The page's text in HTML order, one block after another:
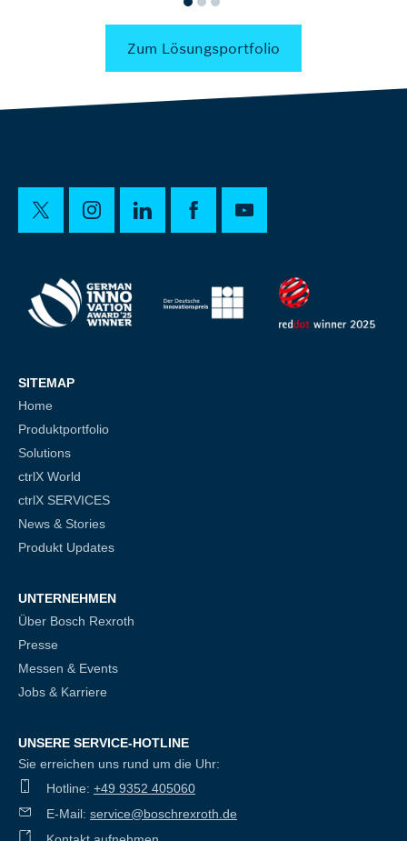
Zum Lösungsportfolio
SITEMAP
Home
Produktportfolio
Solutions
ctrlX World
ctrlX SERVICES
News & Stories
Produkt Updates
UNTERNEHMEN
Über Bosch Rexroth
Presse
Messen & Events
Jobs & Karriere
UNSERE SERVICE-HOTLINE
Sie erreichen uns rund um die Uhr:
Hotline: +49 9352 405060
E-Mail: service@boschrexroth.de